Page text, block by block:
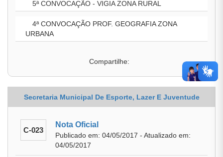
5ª CONVOCAÇÃO - VIGIA ZONA RURAL
4ª CONVOCAÇÃO PROF. GEOGRAFIA ZONA
URBANA
Compartilhe:
Secretaria Municipal De Esporte, Lazer E Juventude
C-023
Nota Oficial
Publicado em: 04/05/2017 - Atualizado em:
04/05/2017